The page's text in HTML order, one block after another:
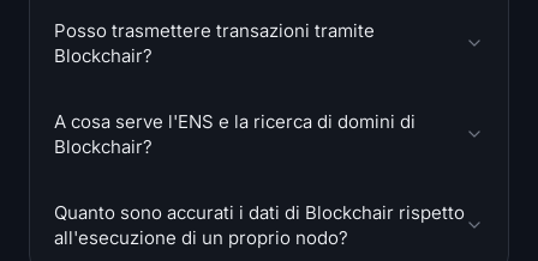
Posso trasmettere transazioni tramite
Blockchair?
A cosa serve l'ENS e la ricerca di domini di
Blockchair?
Quanto sono accurati i dati di Blockchair rispetto
all'esecuzione di un proprio nodo?